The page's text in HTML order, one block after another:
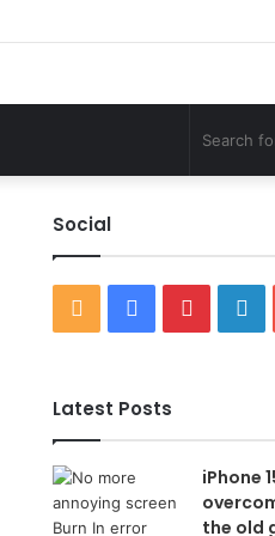
Social
FacebookPinterest
Latest Posts
iPhone
the old